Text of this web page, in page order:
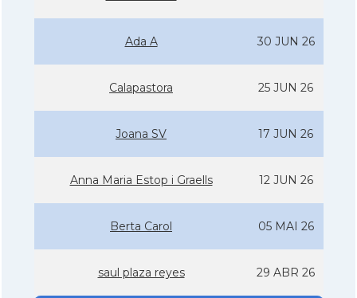
Ada A 30 JUN 26
Calapastora 25 JUN 26
Joana SV 17 JUN 26
Anna Maria Estop i Graells 12 JUN 26
Berta Carol 05 MAI 26
saul plaza reyes 29 ABR 26